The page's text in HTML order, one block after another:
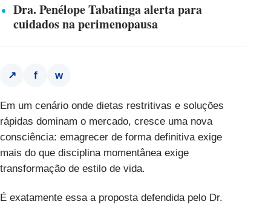
Dra. Penélope Tabatinga alerta para
cuidados na perimenopausa
↗ f w
Em um cenário onde dietas restritivas e soluções
rápidas dominam o mercado, cresce uma nova
consciência: emagrecer de forma definitiva exige
mais do que disciplina momentânea exige
transformação de estilo de vida.
É exatamente essa a proposta defendida pelo Dr.